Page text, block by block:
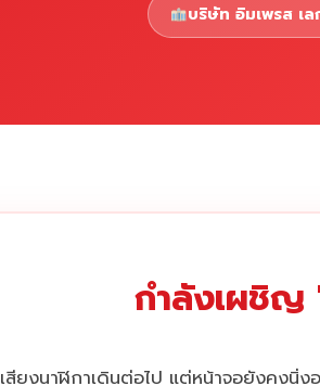
บริษัท อิมเพรส เล
กำลังเผชิญ
เสียงนาฬิกาเดินต่อไป แต่หน้าจอยังคงนิ่